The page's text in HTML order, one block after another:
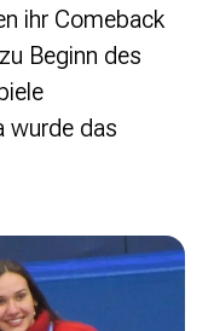
ihr Comeback
Beginn des
wurde das